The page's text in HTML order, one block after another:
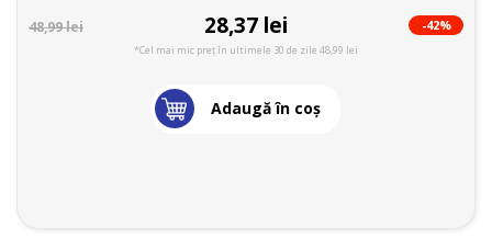
48,99 lei 28,37 lei -42%
*Cel mai mic preț în ultimele 30 de zile 48,99 lei
Adaugă în coş